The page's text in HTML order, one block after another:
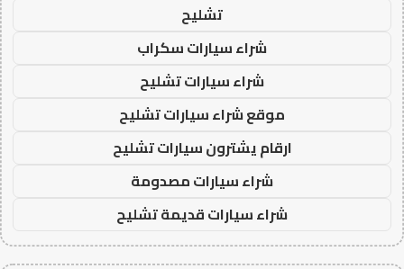
تشليح
شراء سيارات سكراب
شراء سيارات تشليح
موقع شراء سيارات تشليح
ارقام يشترون سيارات تشليح
شراء سيارات مصدومة
شراء سيارات قديمة تشليح